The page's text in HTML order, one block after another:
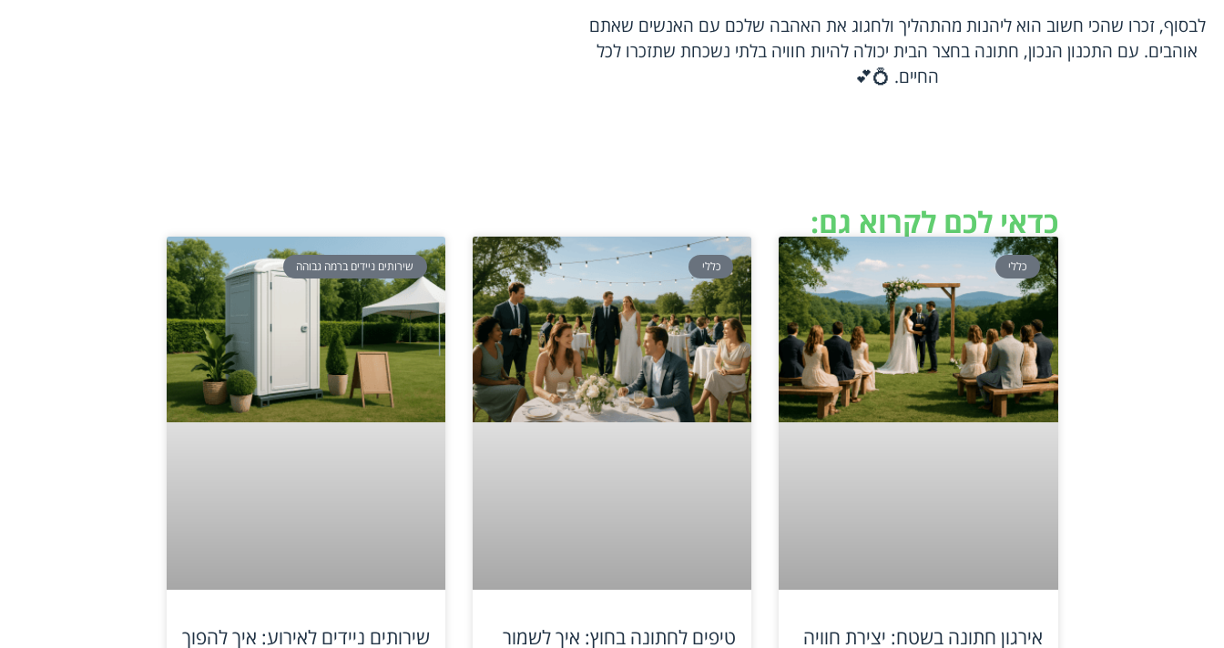
לבסוף, זכרו שהכי חשוב הוא ליהנות מהתהליך ולחגוג את האהבה שלכם עם האנשים שאתם
אוהבים. עם התכנון הנכון, חתונה בחצר הבית יכולה להיות חוויה בלתי נשכחת שתזכרו לכל
החיים. 💍💕
כדאי לכם לקרוא גם:
כללי
אירגון חתונה בשטח: יצירת חוויה
כללי
טיפים לחתונה בחוץ: איך לשמור
שירותים ניידים ברמה גבוהה
שירותים ניידים לאירוע: איך להפוך